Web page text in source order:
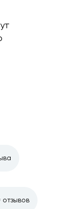
отзывов